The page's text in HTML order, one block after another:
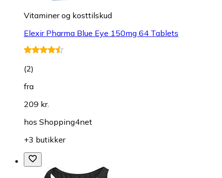
Vitaminer og kosttilskud
Elexir Pharma Blue Eye 150mg 64 Tablets
(2)
fra
209 kr.
hos Shopping4net
+3 butikker